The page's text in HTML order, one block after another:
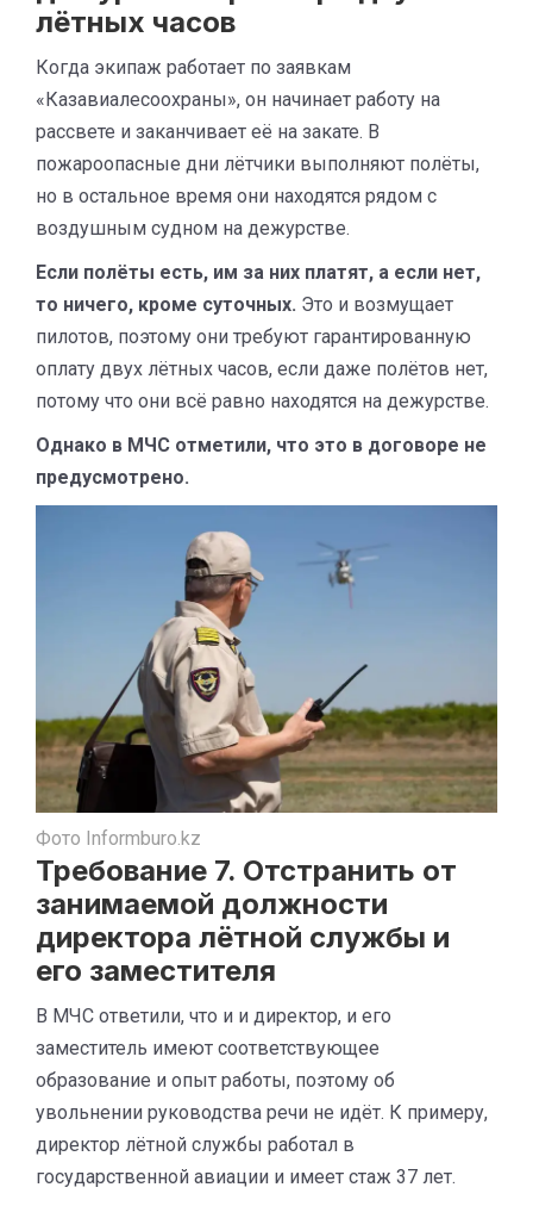
лётных часов
Когда экипаж работает по заявкам
«Казавиалесоохраны», он начинает работу на
рассвете и заканчивает её на закате. В
пожароопасные дни лётчики выполняют полёты,
но в остальное время они находятся рядом с
воздушным судном на дежурстве.
Если полёты есть, им за них платят, а если нет,
то ничего, кроме суточных. Это и возмущает
пилотов, поэтому они требуют гарантированную
оплату двух лётных часов, если даже полётов нет,
потому что они всё равно находятся на дежурстве.
Однако в МЧС отметили, что это в договоре не
предусмотрено.
Фото Informburo.kz
Требование 7. Отстранить от
занимаемой должности
директора лётной службы и
его заместителя
В МЧС ответили, что и и директор, и его
заместитель имеют соответствующее
образование и опыт работы, поэтому об
увольнении руководства речи не идёт. К примеру,
директор лётной службы работал в
государственной авиации и имеет стаж 37 лет.